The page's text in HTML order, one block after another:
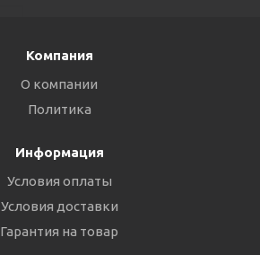
Компания
О компании
Политика
Информация
Условия оплаты
Условия доставки
Гарантия на товар